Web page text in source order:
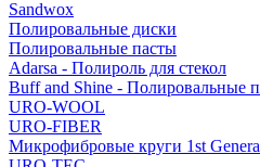
Sandwox
Полировальные диски
Полировальные пасты
Adarsa - Полироль для стекол
Buff and Shine - Полировальные
URO-WOOL
URO-FIBER
Микрофибровые круги 1st